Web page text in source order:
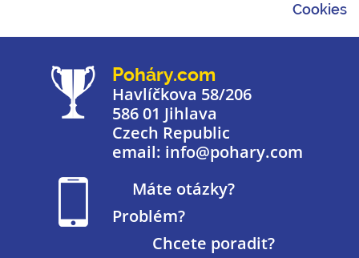
Cookies
Poháry.com
Havlíčkova 58/206
586 01 Jihlava
Czech Republic
email: info@pohary.com
Máte otázky?
Problém?
Chcete poradit?